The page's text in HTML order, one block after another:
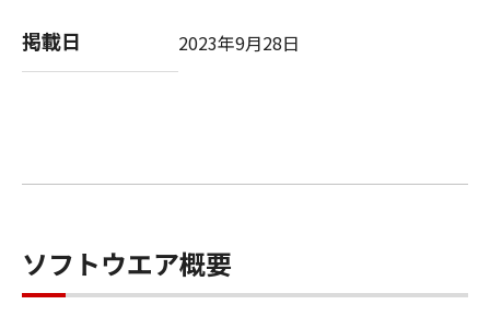
BUSINESS INTERRUPTION OR OTHER
COMPENSATORY, INCIDENTAL OR
CONSEQUENTIAL DAMAGES) ARISING OUT OF
AFFILIATES, THEIR DISTRIBUTORS, DEALERS
SOME STATES OR LEGAL JURISDICTIONS DO
NOT ALLOW THE LIMITATION OR EXCLUSION
掲載日 2023年9月28日
ソフトウエア概要